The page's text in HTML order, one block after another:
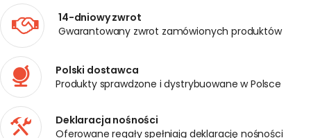
14-dniowy zwrot
Gwarantowany zwrot zamówionych produktów
Polski dostawca
Produkty sprawdzone i dystrybuowane w Polsce
Deklaracja nośności
Oferowane regały spełniają deklarację nośności